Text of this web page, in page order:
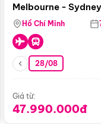
Melbourne -
Airways)
Hồ Chí Minh
28/08
Giá từ:
47.990.000đ